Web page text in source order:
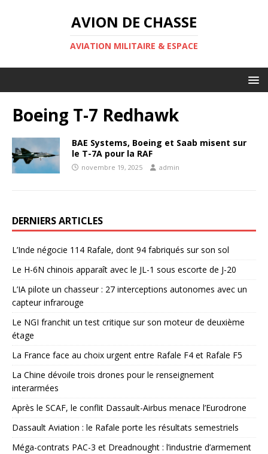
AVION DE CHASSE
AVIATION MILITAIRE & ESPACE
Boeing T-7 Redhawk
BAE Systems, Boeing et Saab misent sur
le T-7A pour la RAF
novembre 19, 2025 admin
DERNIERS ARTICLES
L’Inde négocie 114 Rafale, dont 94 fabriqués sur son sol
Le H-6N chinois apparaît avec le JL-1 sous escorte de J-20
L’IA pilote un chasseur : 27 interceptions autonomes avec un
capteur infrarouge
Le NGI franchit un test critique sur son moteur de deuxième
étage
La France face au choix urgent entre Rafale F4 et Rafale F5
La Chine dévoile trois drones pour le renseignement
interarmées
Après le SCAF, le conflit Dassault-Airbus menace l’Eurodrone
Dassault Aviation : le Rafale porte les résultats semestriels
Méga-contrats PAC-3 et Dreadnought : l’industrie d’armement